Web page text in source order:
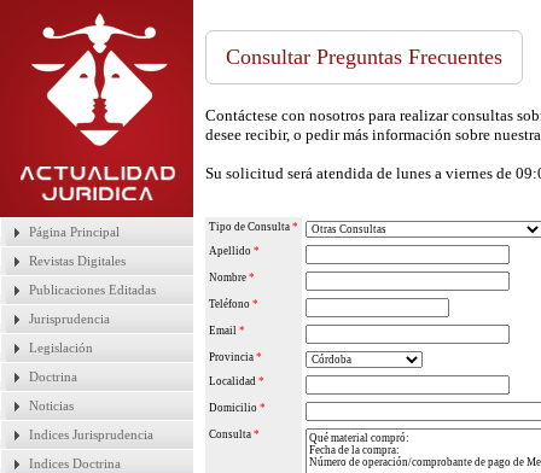
Página Principal
Revistas Digitales
Publicaciones Editadas
Jurisprudencia
Legislación
Doctrina
Noticias
Indices Jurisprudencia
Indices Doctrina
Consultar Preguntas Frecuentes
Contáctese con nosotros para realizar consultas
desee recibir, o pedir más información sobre
Su solicitud será atendida de lunes a viernes de
Tipo de Consulta *
Apellido *
Nombre *
Teléfono *
Email *
Provincia *
Localidad *
Domicilio *
Consulta *